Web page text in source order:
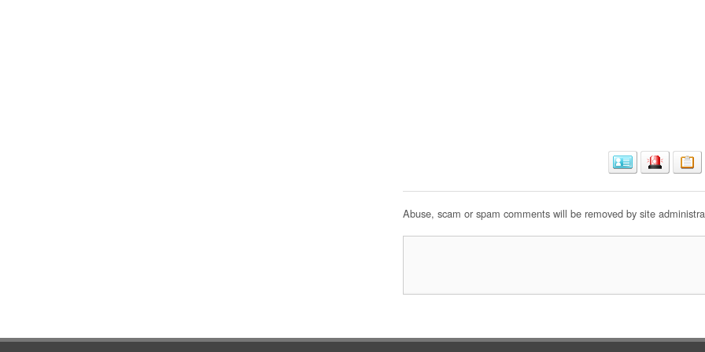
Abuse, scam or spam comments will be removed by site